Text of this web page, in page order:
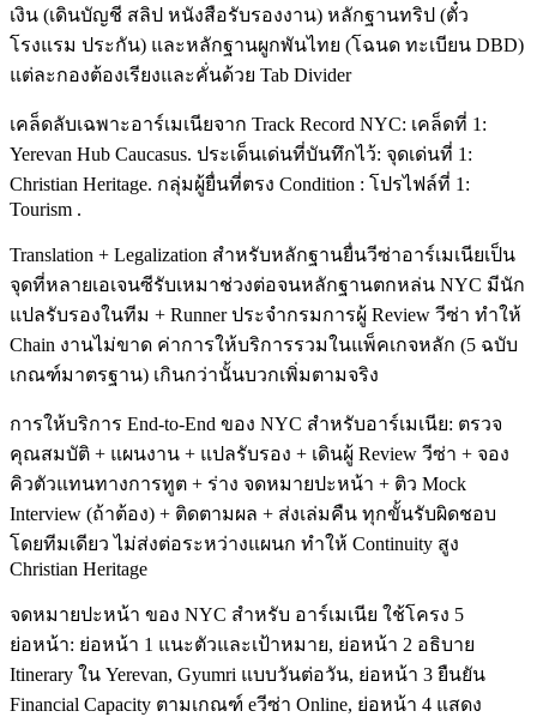
เงิน (เดินบัญชี สลิป หนังสือรับรองงาน) หลักฐานทริป (ตั๋ว
โรงแรม ประกัน) และหลักฐานผูกพันไทย (โฉนด ทะเบียน DBD)
แต่ละกองต้องเรียงและคั่นด้วย Tab Divider
เคล็ดลับเฉพาะอาร์เมเนียจาก Track Record NYC: เคล็ดที่ 1:
Yerevan Hub Caucasus. ประเด็นเด่นที่บันทึกไว้: จุดเด่นที่ 1:
Christian Heritage. กลุ่มผู้ยื่นที่ตรง Condition : โปรไฟล์ที่ 1:
Tourism .
Translation + Legalization สำหรับหลักฐานยื่นวีซ่าอาร์เมเนียเป็น
จุดที่หลายเอเจนซีรับเหมาช่วงต่อจนหลักฐานตกหล่น NYC มีนัก
แปลรับรองในทีม + Runner ประจำกรมการผู้ Review วีซ่า ทำให้
Chain งานไม่ขาด ค่าการให้บริการรวมในแพ็คเกจหลัก (5 ฉบับ
เกณฑ์มาตรฐาน) เกินกว่านั้นบวกเพิ่มตามจริง
การให้บริการ End-to-End ของ NYC สำหรับอาร์เมเนีย: ตรวจ
คุณสมบัติ + แผนงาน + แปลรับรอง + เดินผู้ Review วีซ่า + จอง
คิวตัวแทนทางการทูต + ร่าง จดหมายปะหน้า + ติว Mock
Interview (ถ้าต้อง) + ติดตามผล + ส่งเล่มคืน ทุกขั้นรับผิดชอบ
โดยทีมเดียว ไม่ส่งต่อระหว่างแผนก ทำให้ Continuity สูง
Christian Heritage
จดหมายปะหน้า ของ NYC สำหรับ อาร์เมเนีย ใช้โครง 5
ย่อหน้า: ย่อหน้า 1 แนะตัวและเป้าหมาย, ย่อหน้า 2 อธิบาย
Itinerary ใน Yerevan, Gyumri แบบวันต่อวัน, ย่อหน้า 3 ยืนยัน
Financial Capacity ตามเกณฑ์ eวีซ่า Online, ย่อหน้า 4 แสดง